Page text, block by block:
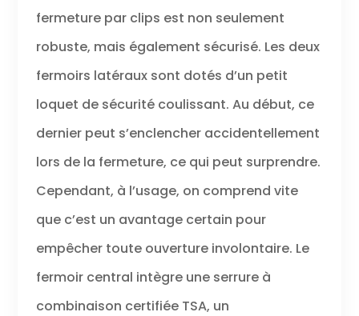
fermeture par clips est non seulement
robuste, mais également sécurisé. Les deux
fermoirs latéraux sont dotés d’un petit
loquet de sécurité coulissant. Au début, ce
dernier peut s’enclencher accidentellement
lors de la fermeture, ce qui peut surprendre.
Cependant, à l’usage, on comprend vite
que c’est un avantage certain pour
empêcher toute ouverture involontaire. Le
fermoir central intègre une serrure à
combinaison certifiée TSA, un